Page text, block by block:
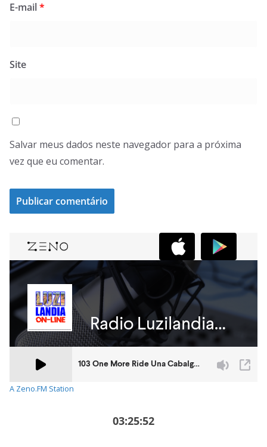
E-mail*
Site
Salvar meus dados neste navegador para a próxima
vez que eu comentar.
A Zeno.FM Station
03:25:53